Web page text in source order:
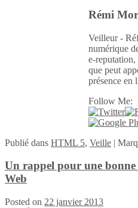
Rémi
Veilleur -
numérique
e-reputation,
que peut
présence en
Follow Me:
Publié dans HTML 5, Veille |
Un rappel pour une
Web
Posted on 22 janvier 2013